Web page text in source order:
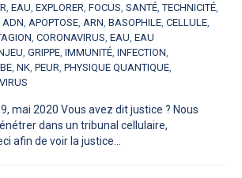
, EAU, EXPLORER, FOCUS, SANTÉ,TECHNICITÉ,
ADN, APOPTOSE, ARN, BASOPHILE, CELLULE,
, CORONAVIRUS, EAU, EAU
, GRIPPE, IMMUNITÉ, INFECTION,
, NK, PEUR, PHYSIQUE QUANTIQUE,
VIRUS
mai 2020 Vous avez dit justice ? Nous
dans un tribunal cellulaire,
afin de voir la justice...